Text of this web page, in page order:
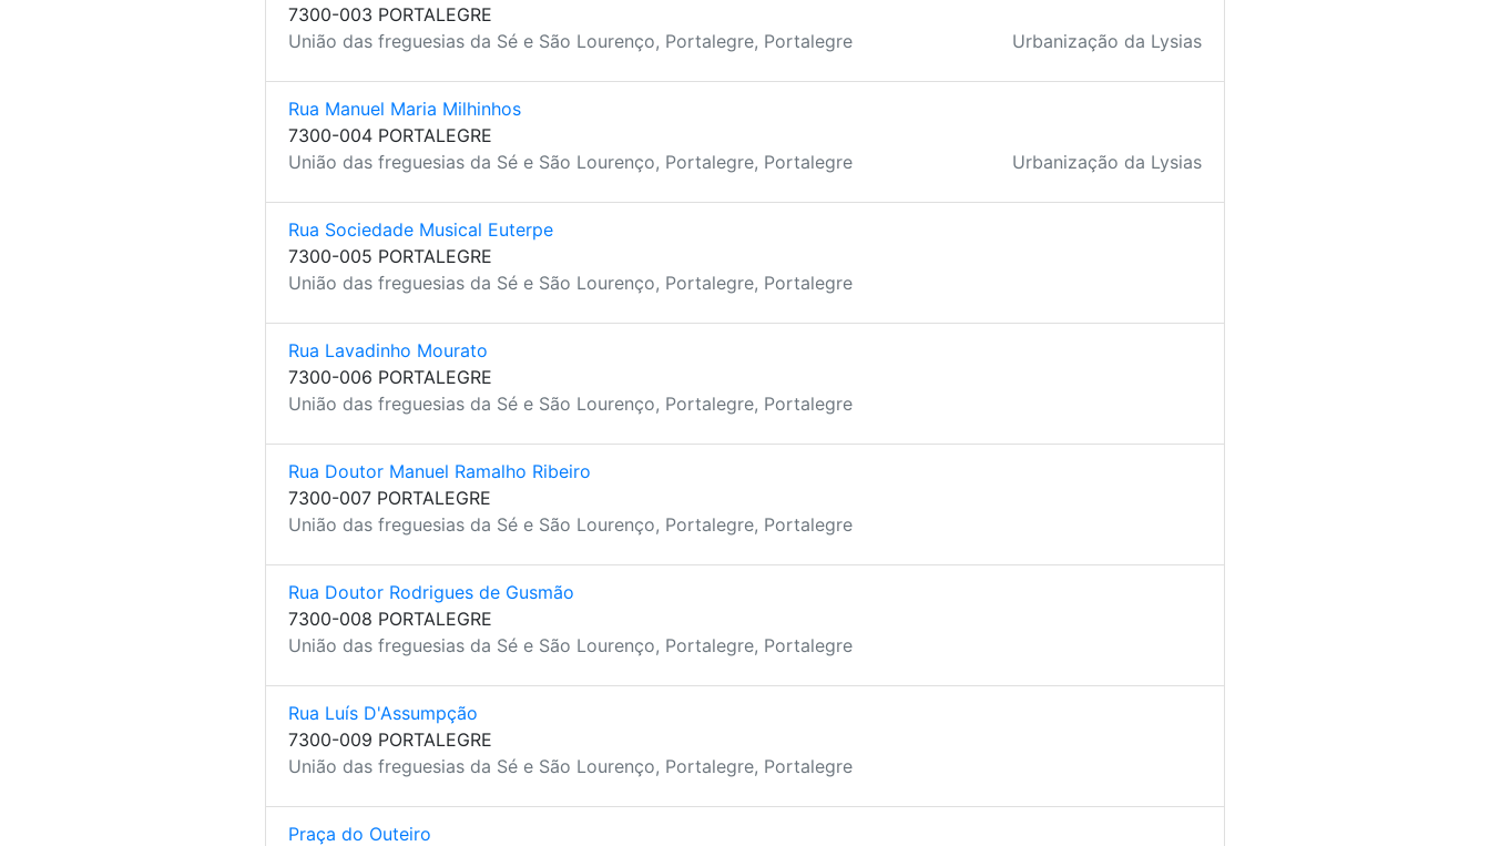
7300-003 PORTALEGRE
União das freguesias da Sé e São Lourenço, Portalegre, Portalegre
Urbanização da Lysias
Rua Manuel Maria Milhinhos
7300-004 PORTALEGRE
União das freguesias da Sé e São Lourenço, Portalegre, Portalegre
Urbanização da Lysias
Rua Sociedade Musical Euterpe
7300-005 PORTALEGRE
União das freguesias da Sé e São Lourenço, Portalegre, Portalegre
Rua Lavadinho Mourato
7300-006 PORTALEGRE
União das freguesias da Sé e São Lourenço, Portalegre, Portalegre
Rua Doutor Manuel Ramalho Ribeiro
7300-007 PORTALEGRE
União das freguesias da Sé e São Lourenço, Portalegre, Portalegre
Rua Doutor Rodrigues de Gusmão
7300-008 PORTALEGRE
União das freguesias da Sé e São Lourenço, Portalegre, Portalegre
Rua Luís D'Assumpção
7300-009 PORTALEGRE
União das freguesias da Sé e São Lourenço, Portalegre, Portalegre
Praça do Outeiro